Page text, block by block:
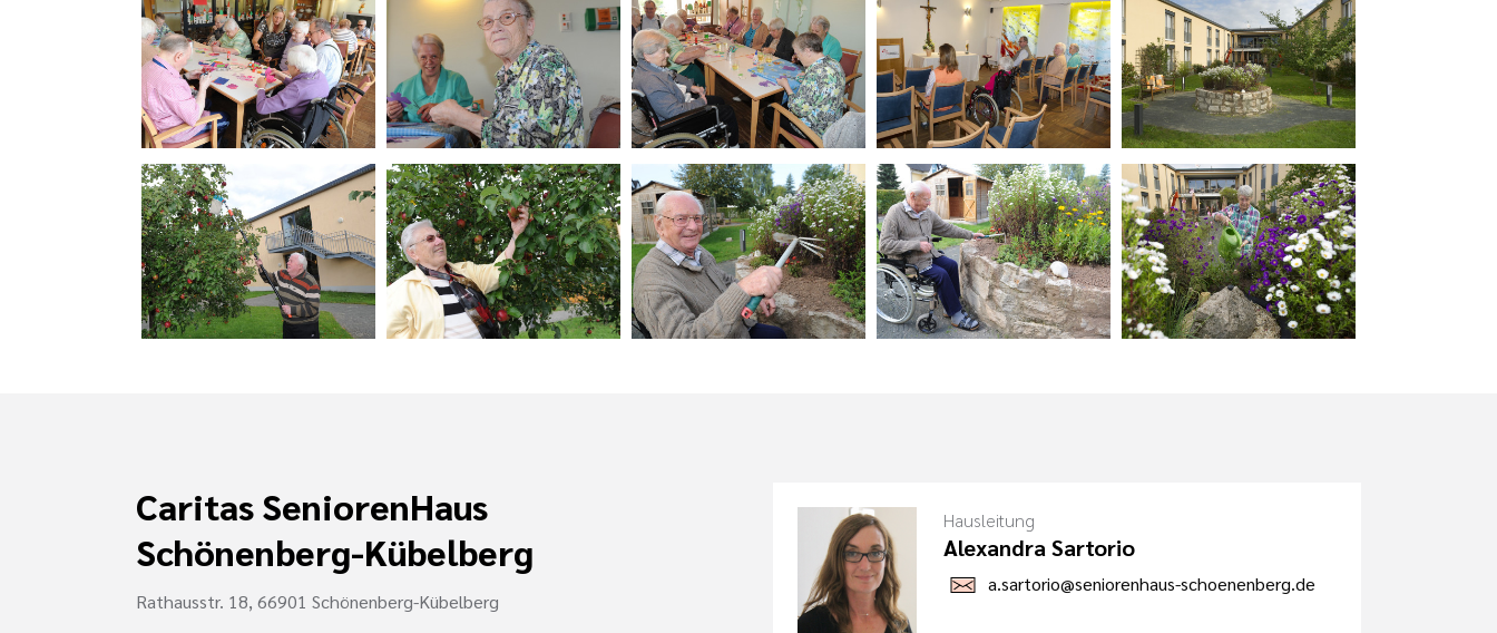
Caritas SeniorenHaus
Schönenberg-Kübelberg
Rathausstr. 18, 66901 Schönenberg-Kübelberg
Hausleitung
Alexandra Sartorio
a.sartorio@seniorenhaus-schoenenberg.de